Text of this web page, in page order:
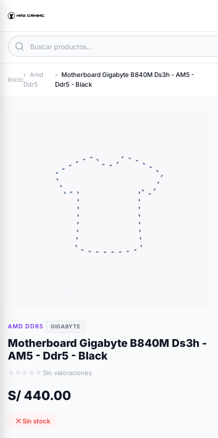
Inicio
Amd
Ddr5
Motherboard Gigabyte B840M Ds3h - AM5 -
Ddr5 - Black
AMD DDR5 GIGABYTE
Motherboard Gigabyte B840M Ds3h -
AM5 - Ddr5 - Black
Sin valoraciones
S/ 440.00
Sin stock